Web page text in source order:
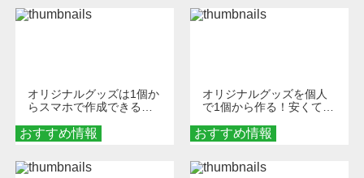
おすすめ情報
オリジナルグッズは1個か
らスマホで作成できる！
くなる巾着＆ポーチ活用
術
おすすめ情報
オリジナルグッズを個人
で1個から作る！安くて簡
秘訣